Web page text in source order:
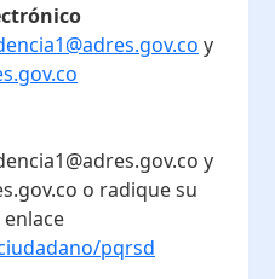
y
y
o radique su
pqrsd